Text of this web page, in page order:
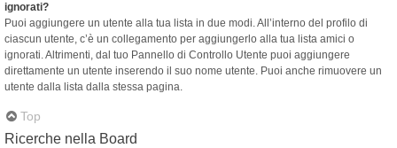
ignorati?
Puoi aggiungere un utente alla tua lista in due modi. All’interno del profilo di
ciascun utente, c’è un collegamento per aggiungerlo alla tua lista amici o
ignorati. Altrimenti, dal tuo Pannello di Controllo Utente puoi aggiungere
direttamente un utente inserendo il suo nome utente. Puoi anche rimuovere un
utente dalla lista dalla stessa pagina.
Top
Ricerche nella Board